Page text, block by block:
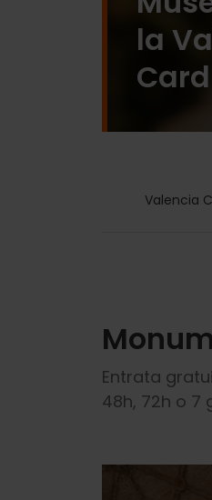
la
Card
Valencia
Entrata
48h, 72h o 7